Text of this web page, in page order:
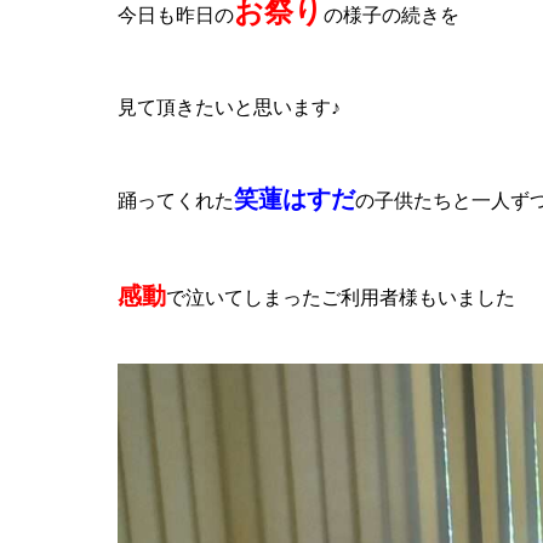
今日も昨日のお祭り の様子の続きを
見て頂きたいと思います♪
踊ってくれた笑蓮はすだの子供たちと一人ず
感動で泣いてしまったご利用者様もいました